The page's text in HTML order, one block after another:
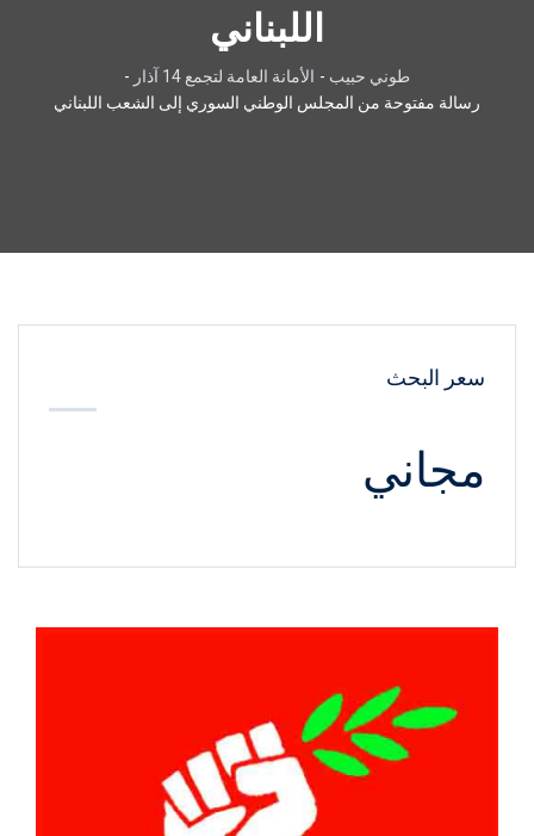
اللبناني
طوني حبيب - الأمانة العامة لتجمع 14 آذار
-
رسالة مفتوحة من المجلس الوطني السوري إلى الشعب اللبناني
سعر البحث
مجاني